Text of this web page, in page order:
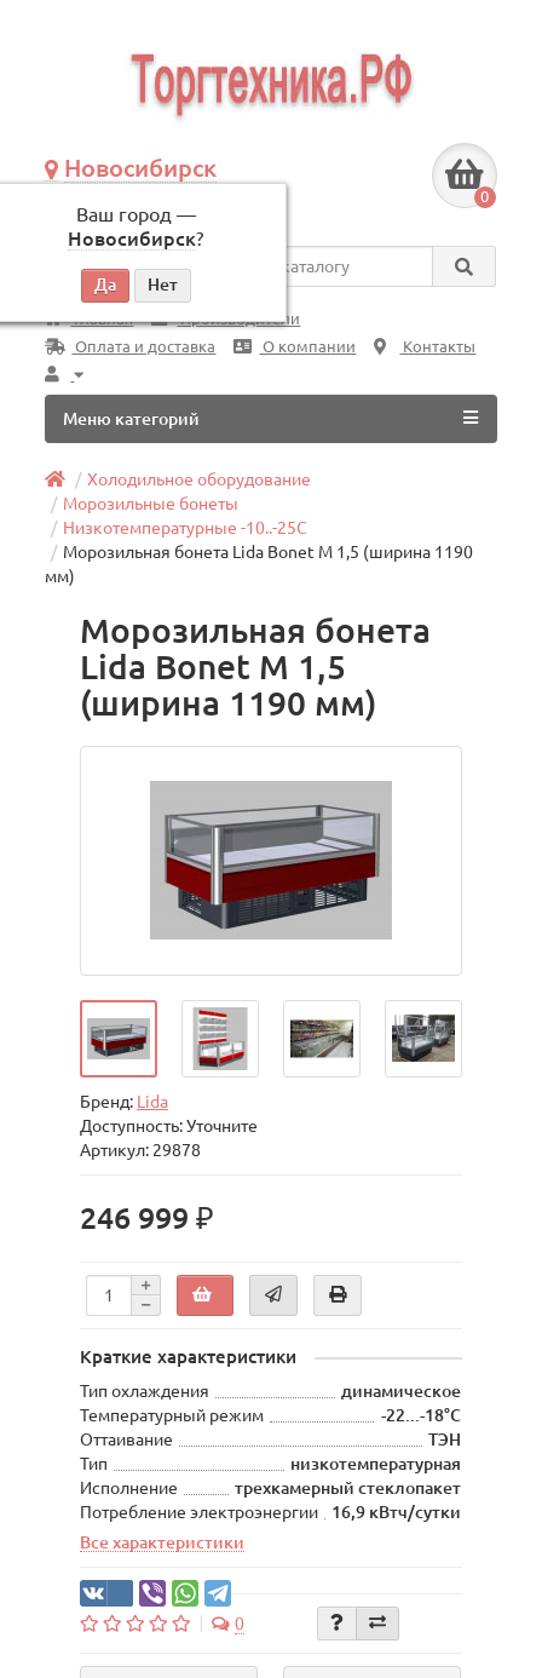
Новосибирск
Ваш город —
Новосибирск?
по будням, с 09:00 до 18:00
0
Везде
Главная
Производители
Оплата и доставка
О компании Контакты
Меню категорий
Холодильное оборудование
Морозильные бонеты
Низкотемпературные -10..-25C
Морозильная бонета Lida Bonet М 1,5 (ширина 1190
мм)
Морозильная бонета
Lida Bonet М 1,5
(ширина 1190 мм)
Бренд: Lida
Доступность: Уточните
Артикул: 29878
246 999 ₽
Краткие характеристики
Тип охлаждения
динамическое
Температурный режим
-22...-18°С
Оттаивание
ТЭН
Тип
низкотемпературная
Исполнение
трехкамерный стеклопакет
Потребление электроэнергии
16,9 кВтч/сутки
Все характеристики
0